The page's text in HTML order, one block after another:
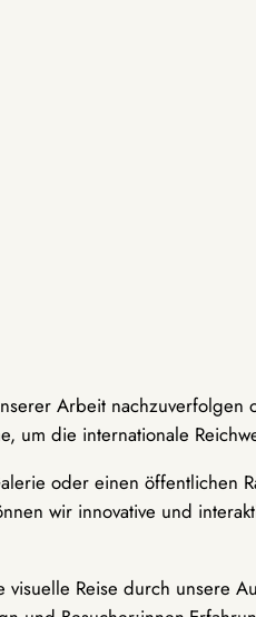
Arbeit
um die internationale
oder einen öffentlichen
wir innovative und
visuelle Reise durch